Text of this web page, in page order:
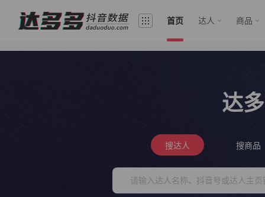
首页 达人 商品
达
搜达人 搜商品